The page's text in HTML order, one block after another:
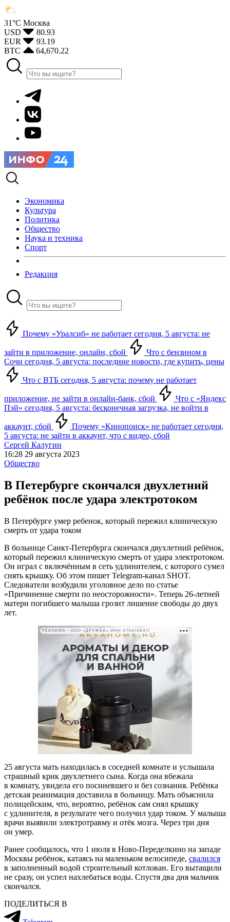
31°С Москва
USD
80.93
EUR
93.19
BTC
64,670.22
Экономика
Культура
Политика
Общество
Наука и техника
Спорт
Редакция
Почему «Уралсиб» не работает сегодня, 5 августа: не
зайти в приложение, онлайн, сбой
Что с бензином в
Сочи сегодня, 5 августа: последние новости, где купить, цены
Что с ВТБ сегодня, 5 августа: почему не работает
приложение, не зайти в онлайн-банк, сбой
Что с «Яндекс
Пэй» сегодня, 5 августа: бесконечная загрузка, не войти в
аккаунт, сбой
Почему «Кинопоиск» не работает сегодня,
5 августа: не зайти в аккаунт, что с видео, сбой
Сергей Калугин
16:28 29 августа 2023
Общество
В Петербурге скончался двухлетний
ребёнок после удара электротоком
В Петербурге умер ребенок, который пережил клиническую
смерть от удара током
В больнице Санкт-Петербурга скончался двухлетний ребёнок,
который пережил клиническую смерть от удара электротоком.
Он играл с включённым в сеть удлинителем, с которого сумел
снять крышку. Об этом пишет Telegram-канал SHOT.
Следователи возбудили уголовное дело по статье
«Причинение смерти по неосторожности». Теперь 26-летней
матери погибшего малыша грозит лишение свободы до двух
лет.
РЕКЛАМА • ООО «ДРУЖБА» ИНН 9704146411
25 августа мать находилась в соседней комнате и услышала
страшный крик двухлетнего сына. Когда она вбежала
в комнату, увидела его посиневшего и без сознания. Ребёнка
детская реанимация доставила в больницу. Мать объяснила
полицейским, что, вероятно, ребёнок сам снял крышку
с удлинителя, в результате чего получил удар током. У малыша
врачи выявили электротравму и отёк мозга. Через три дня
он умер.
Ранее сообщалось, что 1 июля в Ново-Переделкино на западе
Москвы ребёнок, катаясь на маленьком велосипеде, свалился
в заполненный водой строительный котлован. Его вытащили
не сразу, он успел нахлебаться воды. Спустя два дня мальчик
скончался.
ПОДЕЛИТЬСЯ В